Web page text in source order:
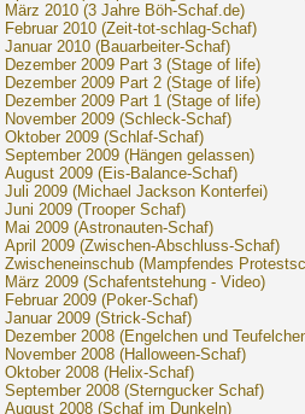
März 2010 (3 Jahre Böh-Schaf.de)
Februar 2010 (Zeit-tot-schlag-Schaf)
Januar 2010 (Bauarbeiter-Schaf)
Dezember 2009 Part 3 (Stage of life)
Dezember 2009 Part 2 (Stage of life)
Dezember 2009 Part 1 (Stage of life)
November 2009 (Schleck-Schaf)
Oktober 2009 (Schlaf-Schaf)
September 2009 (Hängen gelassen)
August 2009 (Eis-Balance-Schaf)
Juli 2009 (Michael Jackson Konterfei)
Juni 2009 (Trooper Schaf)
Mai 2009 (Astronauten-Schaf)
April 2009 (Zwischen-Abschluss-Schaf)
Zwischeneinschub (Mampfendes
März 2009 (Schafentstehung - Video)
Februar 2009 (Poker-Schaf)
Januar 2009 (Strick-Schaf)
Dezember 2008 (Engelchen und
November 2008 (Halloween-Schaf)
Oktober 2008 (Helix-Schaf)
September 2008 (Sterngucker Schaf)
August 2008 (Schaf im Dunkeln)